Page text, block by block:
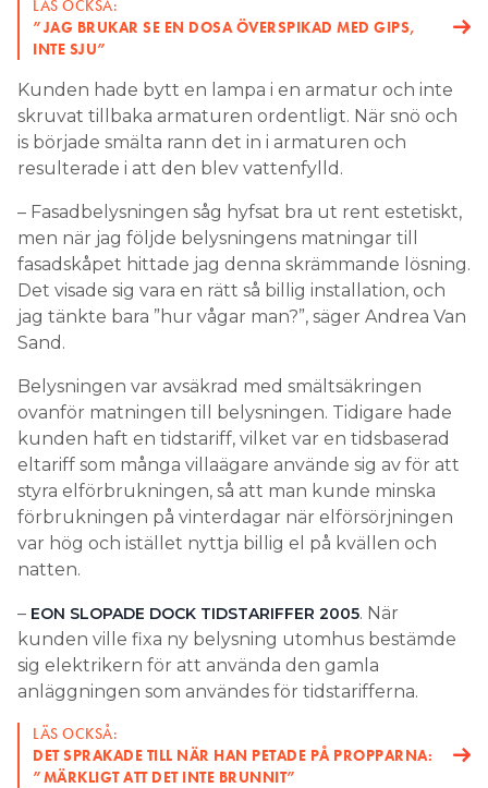
LÄS OCKSÅ:
”JAG BRUKAR SE EN DOSA ÖVERSPIKAD MED GIPS,
INTE SJU”
Kunden hade bytt en lampa i en armatur och inte
skruvat tillbaka armaturen ordentligt. När snö och
is började smälta rann det in i armaturen och
resulterade i att den blev vattenfylld.
– Fasadbelysningen såg hyfsat bra ut rent estetiskt,
men när jag följde belysningens matningar till
fasadskåpet hittade jag denna skrämmande lösning.
Det visade sig vara en rätt så billig installation, och
jag tänkte bara ”hur vågar man?”, säger Andrea Van
Sand.
Belysningen var avsäkrad med smältsäkringen
ovanför matningen till belysningen. Tidigare hade
kunden haft en tidstariff, vilket var en tidsbaserad
eltariff som många villaägare använde sig av för att
styra elförbrukningen, så att man kunde minska
förbrukningen på vinterdagar när elförsörjningen
var hög och istället nyttja billig el på kvällen och
natten.
– EON SLOPADE DOCK TIDSTARIFFER 2005. När
kunden ville fixa ny belysning utomhus bestämde
sig elektrikern för att använda den gamla
anläggningen som användes för tidstarifferna.
LÄS OCKSÅ:
DET SPRAKADE TILL NÄR HAN PETADE PÅ PROPPARNA:
”MÄRKLIGT ATT DET INTE BRUNNIT”